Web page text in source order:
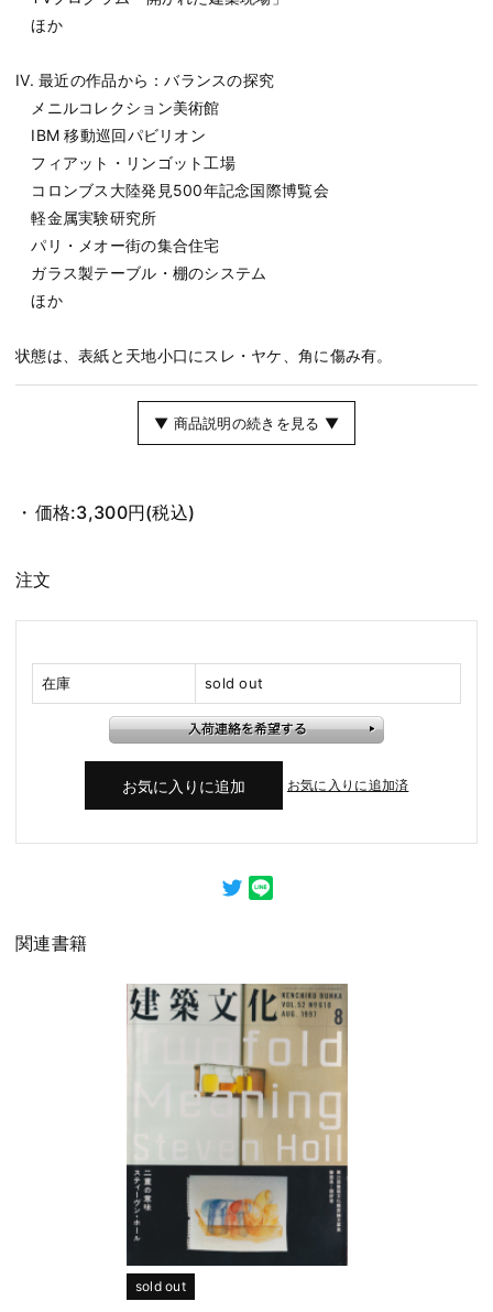
ほか
IV. 最近の作品から：バランスの探究
メニルコレクション美術館
IBM 移動巡回パビリオン
フィアット・リンゴット工場
コロンブス大陸発見500年記念国際博覧会
軽金属実験研究所
パリ・メオー街の集合住宅
ガラス製テーブル・棚のシステム
ほか
状態は、表紙と天地小口にスレ・ヤケ、角に傷み有。
▼ 商品説明の続きを見る ▼
価格:3,300円(税込)
注文
在庫 sold out
お気に入りに追加済
関連書籍
sold out